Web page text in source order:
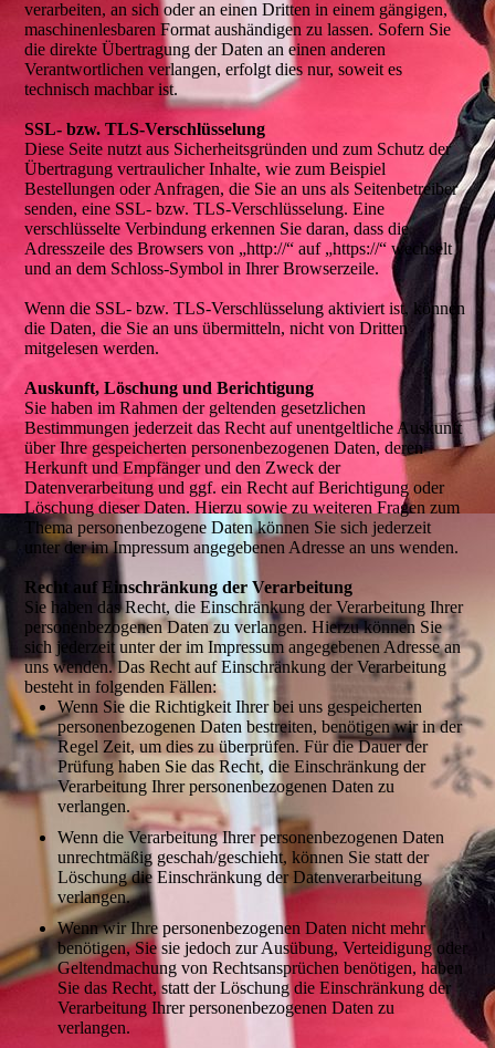
verarbeiten, an sich oder an einen Dritten in einem gängigen,
maschinenlesbaren Format aushändigen zu lassen. Sofern Sie
die direkte Übertragung der Daten an einen anderen
Verantwortlichen verlangen, erfolgt dies nur, soweit es
technisch machbar ist.
SSL- bzw. TLS-Verschlüsselung
Diese Seite nutzt aus Sicherheitsgründen und zum Schutz der
Übertragung vertraulicher Inhalte, wie zum Beispiel
Bestellungen oder Anfragen, die Sie an uns als Seitenbetreiber
senden, eine SSL- bzw. TLS-Verschlüsselung. Eine
verschlüsselte Verbindung erkennen Sie daran, dass die
Adresszeile des Browsers von „http://“ auf „https://“ wechselt
und an dem Schloss-Symbol in Ihrer Browserzeile.
Wenn die SSL- bzw. TLS-Verschlüsselung aktiviert ist, können
die Daten, die Sie an uns übermitteln, nicht von Dritten
mitgelesen werden.
Auskunft, Löschung und Berichtigung
Sie haben im Rahmen der geltenden gesetzlichen
Bestimmungen jederzeit das Recht auf unentgeltliche Auskunft
über Ihre gespeicherten personenbezogenen Daten, deren
Herkunft und Empfänger und den Zweck der
Datenverarbeitung und ggf. ein Recht auf Berichtigung oder
Löschung dieser Daten. Hierzu sowie zu weiteren Fragen zum
Thema personenbezogene Daten können Sie sich jederzeit
unter der im Impressum angegebenen Adresse an uns wenden.
Recht auf Einschränkung der Verarbeitung
Sie haben das Recht, die Einschränkung der Verarbeitung Ihrer
personenbezogenen Daten zu verlangen. Hierzu können Sie
sich jederzeit unter der im Impressum angegebenen Adresse an
uns wenden. Das Recht auf Einschränkung der Verarbeitung
besteht in folgenden Fällen:
Wenn Sie die Richtigkeit Ihrer bei uns gespeicherten
personenbezogenen Daten bestreiten, benötigen wir in der
Regel Zeit, um dies zu überprüfen. Für die Dauer der
Prüfung haben Sie das Recht, die Einschränkung der
Verarbeitung Ihrer personenbezogenen Daten zu
verlangen.
Wenn die Verarbeitung Ihrer personenbezogenen Daten
unrechtmäßig geschah/geschieht, können Sie statt der
Löschung die Einschränkung der Datenverarbeitung
verlangen.
Wenn wir Ihre personenbezogenen Daten nicht mehr
benötigen, Sie sie jedoch zur Ausübung, Verteidigung oder
Geltendmachung von Rechtsansprüchen benötigen, haben
Sie das Recht, statt der Löschung die Einschränkung der
Verarbeitung Ihrer personenbezogenen Daten zu
verlangen.